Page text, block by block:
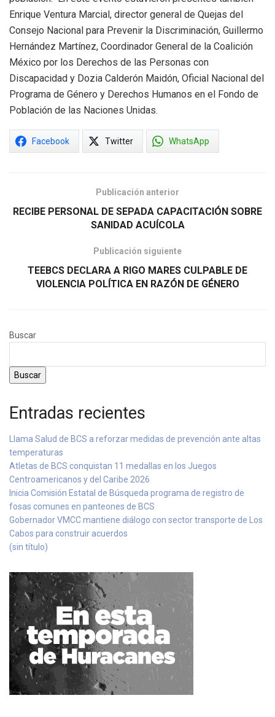
Enrique Ventura Marcial, director general de Quejas del
Consejo Nacional para Prevenir la Discriminación, Guillermo
Hernández Martínez, Coordinador General de la Coalición
México por los Derechos de las Personas con
Discapacidad y Dozia Calderón Maidón, Oficial Nacional del
Programa de Género y Derechos Humanos en el Fondo de
Población de las Naciones Unidas.
Facebook Twitter WhatsApp
Publicación anterior
RECIBE PERSONAL DE SEPADA CAPACITACIÓN SOBRE
SANIDAD ACUÍCOLA
Publicación siguiente
TEEBCS DECLARA A RIGO MARES CULPABLE DE
VIOLENCIA POLÍTICA EN RAZÓN DE GÉNERO
Buscar
Buscar
Entradas recientes
Llama Salud de BCS a reforzar medidas de prevención ante altas
temperaturas
Atletas de BCS conquistan 11 medallas en los Juegos
Centroamericanos y del Caribe 2026
Inicia Comisión Estatal de Búsqueda programa de registro de
fosas comunes en panteones de BCS
Gobernador VMCC mantiene diálogo con sector transporte de Los
Cabos para construir acuerdos
(sin título)